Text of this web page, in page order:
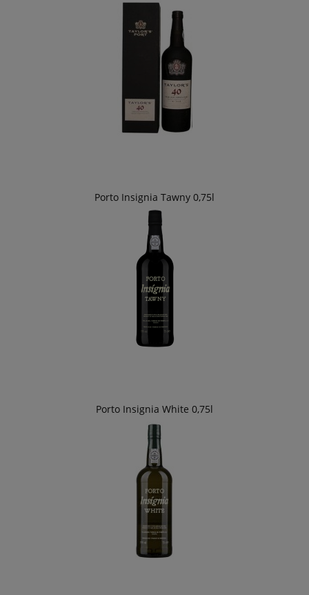
Porto Insignia Tawny 0,75l
Porto Insignia White 0,75l